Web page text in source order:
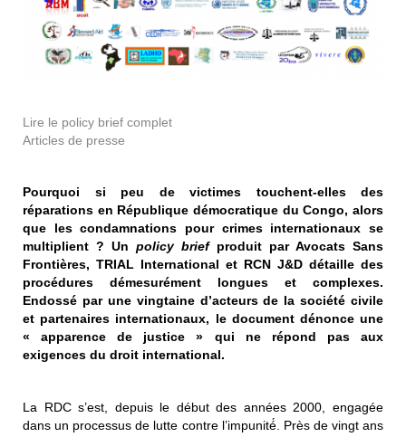
Lire le policy brief complet
Articles de presse
Pourquoi si peu de victimes touchent-elles des
réparations en République démocratique du Congo, alors
que les condamnations pour crimes internationaux se
multiplient ? Un policy briefproduit par Avocats Sans
Frontières, TRIAL International et RCN J&D détaille des
procédures démesurément longues et complexes.
Endossé par une vingtaine d’acteurs de la société civile
et partenaires internationaux, le document dénonce une
« apparence de justice » qui ne répond pas aux
exigences du droit international.
La RDC s’est, depuis le début des années 2000, engagée
dans un processus de lutte contre l’impunité́. Près de vingt ans